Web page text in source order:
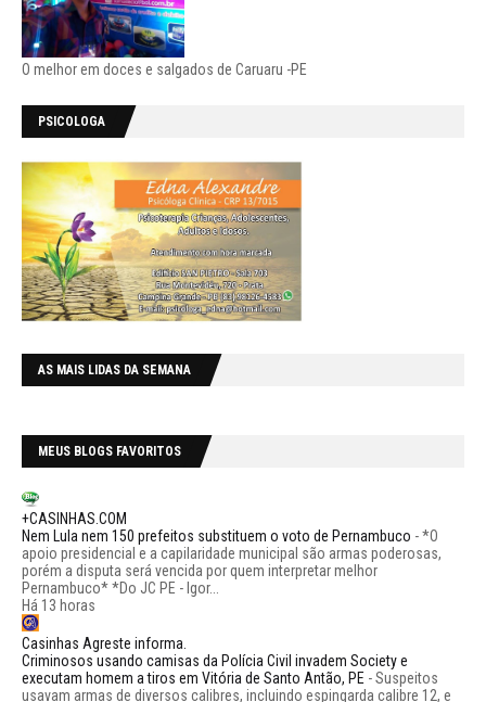
O melhor em doces e salgados de Caruaru -PE
PSICOLOGA
AS MAIS LIDAS DA SEMANA
MEUS BLOGS FAVORITOS
+CASINHAS.COM
Nem Lula nem 150 prefeitos substituem o voto de Pernambuco -*O
apoio presidencial e a capilaridade municipal são armas poderosas,
porém a disputa será vencida por quem interpretar melhor
Pernambuco* *Do JC PE - Igor...
Há 13 horas
Casinhas Agreste informa.
Criminosos usando camisas da Polícia Civil invadem Society e
executam homem a tiros em Vitória de Santo Antão, PE -Suspeitos
usavam armas de diversos calibres, incluindo espingarda calibre 12, e